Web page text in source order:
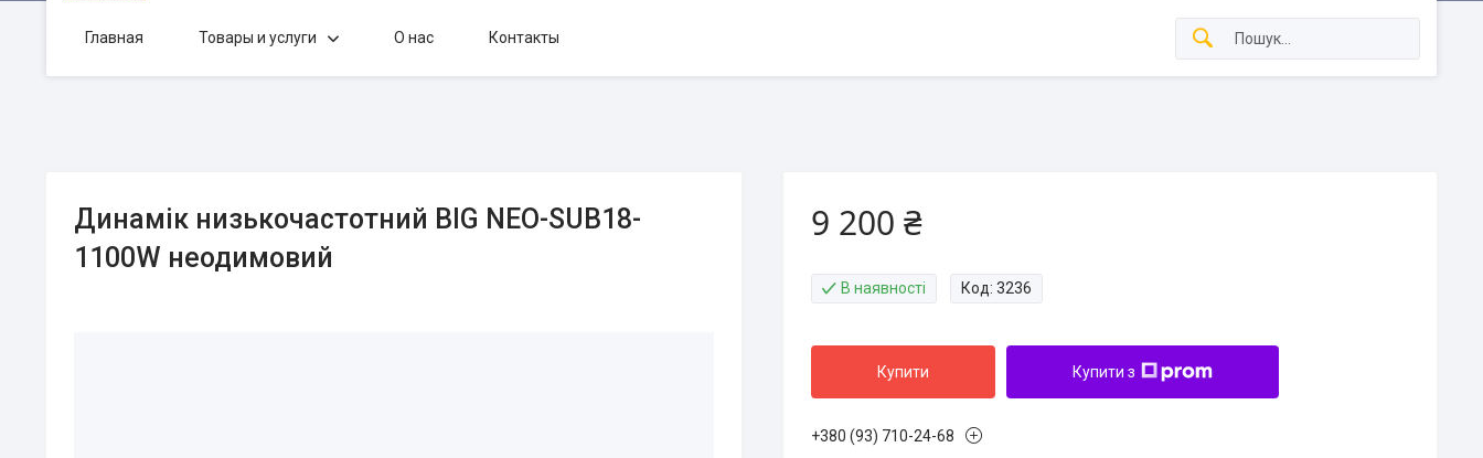
Главная Товары и услуги О нас Контакты
Динамік низькочастотний BIG NEO-SUB18-
1100W неодимовий
9 200 ₴
В наявності Код: 3236
Купити Купити з
+380 (93) 710-24-68